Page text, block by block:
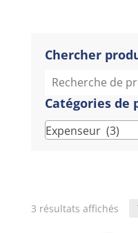
Chercher
Recherche
pour :
Catégories de
Expenseur (3)
3 résultats affichés